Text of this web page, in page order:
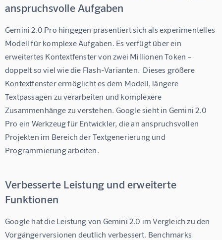
anspruchsvolle Aufgaben
Gemini 2.0 Pro hingegen präsentiert sich als experimentelles
Modell für komplexe Aufgaben. Es verfügt über ein
erweitertes Kontextfenster von zwei Millionen Token –
doppelt so viel wie die Flash-Varianten.  Dieses größere
Kontextfenster ermöglicht es dem Modell, längere
Textpassagen zu verarbeiten und komplexere
Zusammenhänge zu verstehen. Google sieht in Gemini 2.0
Pro ein Werkzeug für Entwickler, die an anspruchsvollen
Projekten im Bereich der Textgenerierung und
Programmierung arbeiten.
Verbesserte Leistung und erweiterte
Funktionen
Google hat die Leistung von Gemini 2.0 im Vergleich zu den
Vorgängerversionen deutlich verbessert. Benchmarks